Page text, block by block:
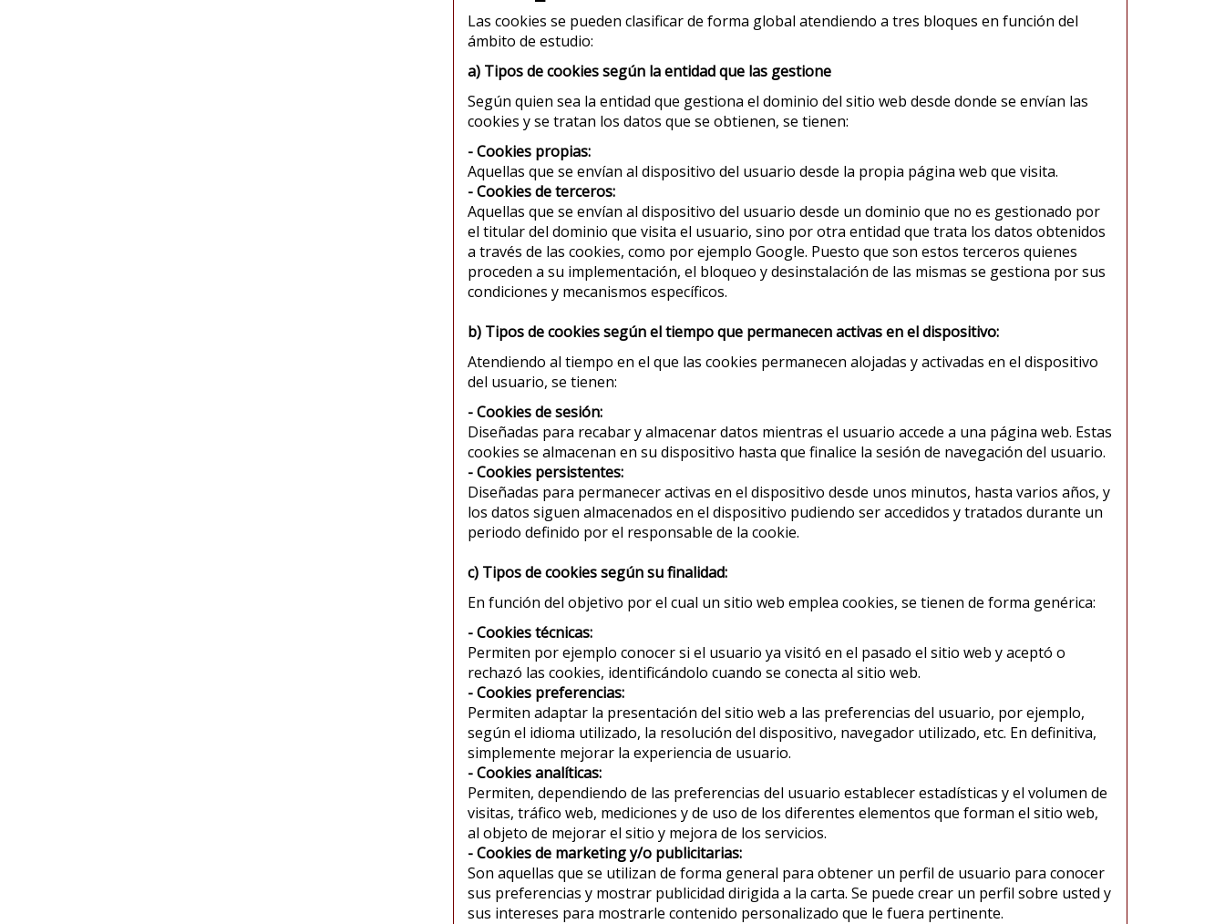
Las cookies se pueden clasificar de forma global atendiendo a tres bloques en función del
ámbito de estudio:
a) Tipos de cookies según la entidad que las gestione
Según quien sea la entidad que gestiona el dominio del sitio web desde donde se envían las
cookies y se tratan los datos que se obtienen, se tienen:
- Cookies propias:
Aquellas que se envían al dispositivo del usuario desde la propia página web que visita.
- Cookies de terceros:
Aquellas que se envían al dispositivo del usuario desde un dominio que no es gestionado por
el titular del dominio que visita el usuario, sino por otra entidad que trata los datos obtenidos
a través de las cookies, como por ejemplo Google. Puesto que son estos terceros quienes
proceden a su implementación, el bloqueo y desinstalación de las mismas se gestiona por sus
condiciones y mecanismos específicos.
b) Tipos de cookies según el tiempo que permanecen activas en el dispositivo:
Atendiendo al tiempo en el que las cookies permanecen alojadas y activadas en el dispositivo
del usuario, se tienen:
- Cookies de sesión:
Diseñadas para recabar y almacenar datos mientras el usuario accede a una página web. Estas
cookies se almacenan en su dispositivo hasta que finalice la sesión de navegación del usuario.
- Cookies persistentes:
Diseñadas para permanecer activas en el dispositivo desde unos minutos, hasta varios años, y
los datos siguen almacenados en el dispositivo pudiendo ser accedidos y tratados durante un
periodo definido por el responsable de la cookie.
c) Tipos de cookies según su finalidad:
En función del objetivo por el cual un sitio web emplea cookies, se tienen de forma genérica:
- Cookies técnicas:
Permiten por ejemplo conocer si el usuario ya visitó en el pasado el sitio web y aceptó o
rechazó las cookies, identificándolo cuando se conecta al sitio web.
- Cookies preferencias:
Permiten adaptar la presentación del sitio web a las preferencias del usuario, por ejemplo,
según el idioma utilizado, la resolución del dispositivo, navegador utilizado, etc. En definitiva,
simplemente mejorar la experiencia de usuario.
- Cookies analíticas:
Permiten, dependiendo de las preferencias del usuario establecer estadísticas y el volumen de
visitas, tráfico web, mediciones y de uso de los diferentes elementos que forman el sitio web,
al objeto de mejorar el sitio y mejora de los servicios.
- Cookies de marketing y/o publicitarias:
Son aquellas que se utilizan de forma general para obtener un perfil de usuario para conocer
sus preferencias y mostrar publicidad dirigida a la carta. Se puede crear un perfil sobre usted y
sus intereses para mostrarle contenido personalizado que le fuera pertinente.